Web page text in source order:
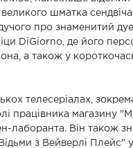
шматка
про знаменитий
DiGiorno, де його
а також у
телесеріалах,
працівника магазину
лаборанта. Він також
з Вейверлі Плейс"